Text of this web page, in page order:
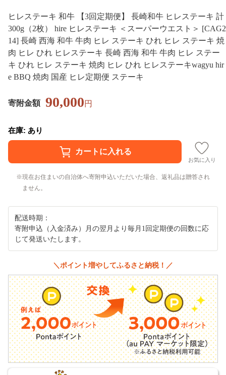
ヒレステーキ 和牛 【3回定期便】 長崎和牛 ヒレステーキ 計
300g（2枚） hire ヒレステーキ ＜スーパーウエスト＞ [CAG2
14] 長崎 西海 和牛 牛肉 ヒレ ステーキ ひれ ヒレ ステーキ 焼
肉 ヒレ ひれ ヒレステーキ 長崎 西海 和牛 牛肉 ヒレ ステー
キ ひれ ヒレ ステーキ 焼肉 ヒレ ひれ ヒレステーキwagyu hir
e BBQ 焼肉 国産 ヒレ定期便 ステーキ
寄附金額 90,000円
在庫: あり
お気に入り
現在お住まいの自治体へ寄附申込いただいた場合、返礼品は贈答され
ません。
配送時期：
寄附申込（入金済み）月の翌月より毎月1回定期便の回数に応
じて発送いたします。
＼ポイント増やしてふるさと納税！／